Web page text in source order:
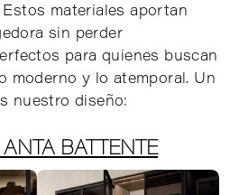
materiales aportan
sin perder
para quienes buscan
moderno y lo atemporal. Un
nuestro diseño:
BATTENTE